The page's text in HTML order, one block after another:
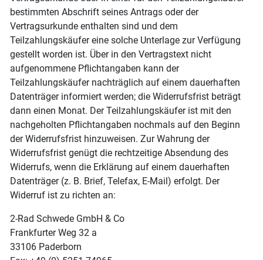
bestimmten Abschrift seines Antrags oder der
Vertragsurkunde enthalten sind und dem
Teilzahlungskäufer eine solche Unterlage zur Verfügung
gestellt worden ist. Über in den Vertragstext nicht
aufgenommene Pflichtangaben kann der
Teilzahlungskäufer nachträglich auf einem dauerhaften
Datenträger informiert werden; die Widerrufsfrist beträgt
dann einen Monat. Der Teilzahlungskäufer ist mit den
nachgeholten Pflichtangaben nochmals auf den Beginn
der Widerrufsfrist hinzuweisen. Zur Wahrung der
Widerrufsfrist genügt die rechtzeitige Absendung des
Widerrufs, wenn die Erklärung auf einem dauerhaften
Datenträger (z. B. Brief, Telefax, E-Mail) erfolgt. Der
Widerruf ist zu richten an:
2-Rad Schwede GmbH & Co
Frankfurter Weg 32 a
33106 Paderborn